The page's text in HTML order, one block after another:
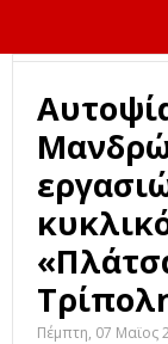
Πέμπτη, 07 Μαϊος